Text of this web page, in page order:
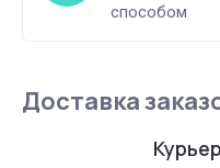
способом
Доставка